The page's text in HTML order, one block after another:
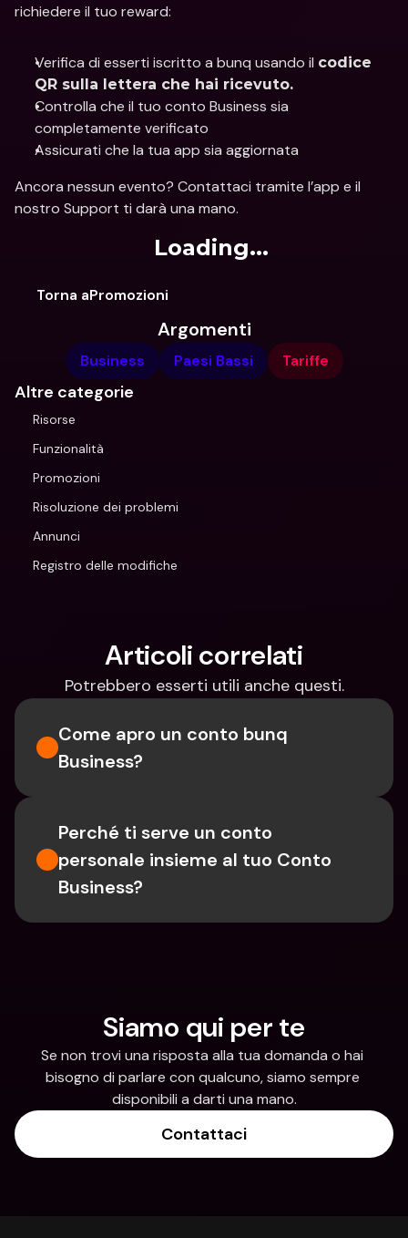
richiedere il tuo reward:
Verifica di esserti iscritto a bunq usando il codice
QR sulla lettera che hai ricevuto.
Controlla che il tuo conto Business sia
completamente verificato
Assicurati che la tua app sia aggiornata
Ancora nessun evento? Contattaci tramite l’app e il
nostro Support ti darà una mano.
Loading...
Torna aPromozioni
Argomenti
Business Paesi Bassi Tariffe
Altre categorie
Risorse
Funzionalità
Promozioni
Risoluzione dei problemi
Annunci
Registro delle modifiche
Articoli correlati
Potrebbero esserti utili anche questi.
Come apro un conto bunq
Business?
Perché ti serve un conto
personale insieme al tuo Conto
Business?
Siamo qui per te
Se non trovi una risposta alla tua domanda o hai
bisogno di parlare con qualcuno, siamo sempre
disponibili a darti una mano.
Contattaci